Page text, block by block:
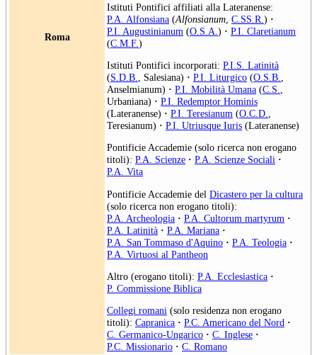
Roma
Istituti Pontifici affiliati alla Lateranense:
P.A. Alfonsiana (Alfonsianum C.SS.R. ) ·
P.I. Augustinianum (O.S.A. ) · P.I. Claretianum
(C.M.F.)
Istituti Pontifici incorporati: P.I.S. Latinità
(S.D.B. , Salesiana) · P.I. Liturgico (O.S.B.
Anselmianum) · P.I. Mobilità Umana (C.S.
Urbaniana) · P.I. Redemptor Hominis
(Lateranense) · P.I. Teresianum (O.C.D.
Teresianum) · P.I. Utriusque Iuris (Lateranense)
Pontificie Accademie (solo ricerca non erogano
titoli): P.A. Scienze · P.A. Scienze Sociali ·
P.A. Vita
Pontificie Accademie del Dicastero per la cultura
(solo ricerca non erogano titoli):
P.A. Archeologia · P.A. Cultorum martyrum ·
P.A. Latinità · P.A. Mariana ·
P.A. San Tommaso d'Aquino · P.A. Teologia ·
P.A. Virtuosi al Pantheon
Altro (erogano titoli): P.A. Ecclesiastica ·
P. Commissione Biblica
Collegi romani (solo residenza non erogano
titoli): Capranica · P.C. Americano del Nord ·
C. Germanico-Ungarico · C. Inglese ·
P.C. Missionario · C. Romano